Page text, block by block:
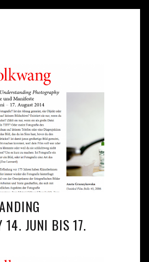
14. JUNI BIS 17.